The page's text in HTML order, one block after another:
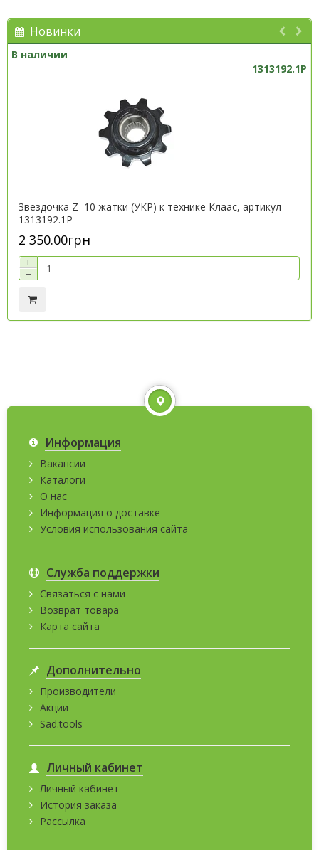
Новинки
В наличии
1313192.1P
Звездочка Z=10 жатки (УКР) к технике Клаас, артикул
1313192.1P
2 350.00грн
+
−
Информация
Вакансии
Каталоги
О нас
Информация о доставке
Условия использования сайта
Служба поддержки
Связаться с нами
Возврат товара
Карта сайта
Дополнительно
Производители
Акции
Sad.tools
Личный кабинет
Личный кабинет
История заказа
Рассылка